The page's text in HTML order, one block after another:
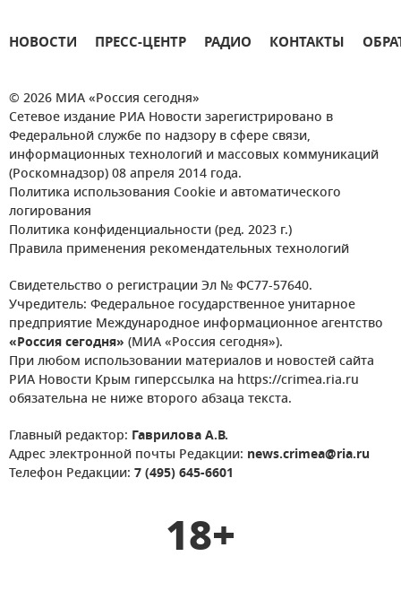
НОВОСТИ ПРЕСС-ЦЕНТР РАДИО КОНТАКТЫ
© 2026 МИА «Россия сегодня»
Сетевое издание РИА Новости зарегистрировано в
Федеральной службе по надзору в сфере связи,
информационных технологий и массовых коммуникаций
(Роскомнадзор) 08 апреля 2014 года.
Политика использования Cookie и автоматического
логирования
Политика конфиденциальности (ред. 2023 г.)
Правила применения рекомендательных технологий
Свидетельство о регистрации Эл № ФС77-57640.
Учредитель: Федеральное государственное унитарное
предприятие Международное информационное агентство
«Россия сегодня» (МИА «Россия сегодня»).
При любом использовании материалов и новостей сайта
РИА Новости Крым гиперссылка на https://crimea.ria.ru
обязательна не ниже второго абзаца текста.
Главный редактор: Гаврилова А.В.
Адрес электронной почты Редакции: news.crimea@ria.ru
Телефон Редакции: 7 (495) 645-6601
18+